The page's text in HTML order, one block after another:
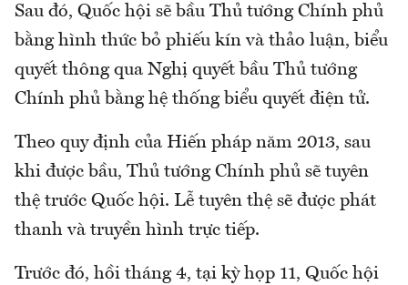
Sau đó, Quốc hội sẽ bầu Thủ tướng Chính phủ
bằng hình thức bỏ phiếu kín và thảo luận, biểu
quyết thông qua Nghị quyết bầu Thủ tướng
Chính phủ bằng hệ thống biểu quyết điện tử.
Theo quy định của Hiến pháp năm 2013, sau
khi được bầu, Thủ tướng Chính phủ sẽ tuyên
thệ trước Quốc hội. Lễ tuyên thệ sẽ được phát
thanh và truyền hình trực tiếp.
Trước đó, hồi tháng 4, tại kỳ họp 11, Quốc hội